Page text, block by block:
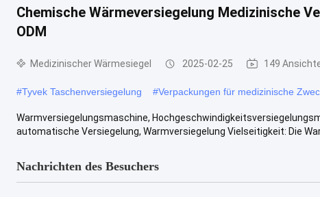
Chemische Wärmeversiegelung Medizinische
ODM
Medizinischer Wärmesiegel 2025-02-25 149
#Tyvek Taschenversiegelung #Verpackungen für medizinische
Warmversiegelungsmaschine,
automatische Versiegelung, Warmversiegelung Vielseitigkeit: Die
Nachrichten des Besuchers